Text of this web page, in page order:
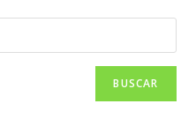
BUSCAR